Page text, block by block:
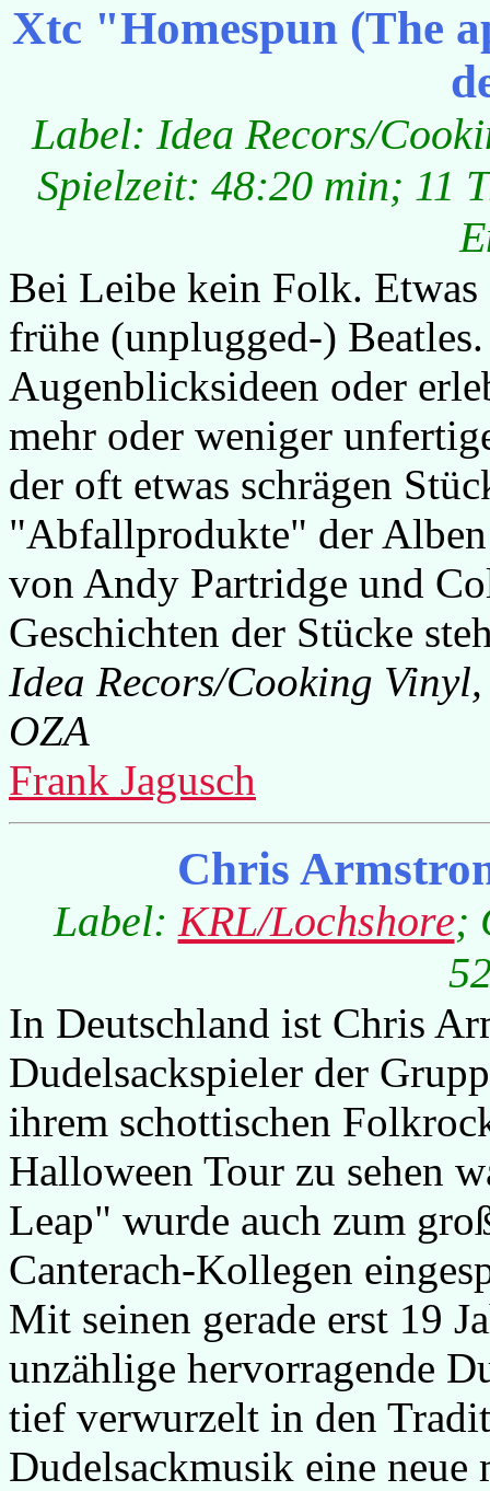
Xtc "Homespun (The
Label: Idea Recors/
Spielzeit: 48:20 min; 11
Bei Leibe kein Folk.
frühe (unplugged-)
Augenblicksideen oder
mehr oder weniger
der oft etwas schrägen
"Abfallprodukte" der
von Andy Partridge und
Geschichten der Stücke
Idea Recors/Cooking
OZA
Frank Jagusch
Chris
Label: KRL/Lochshore;
In Deutschland ist Chris
Dudelsackspieler der
ihrem schottischen
Halloween Tour zu sehen
Leap" wurde auch zum
Canterach-Kollegen
Mit seinen gerade erst 19
unzählige hervorragende
tief verwurzelt in den
Dudelsackmusik eine